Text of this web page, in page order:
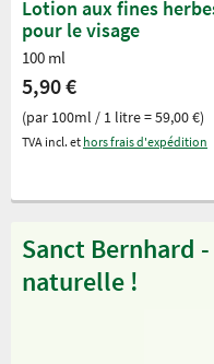
Lotion aux fines
pour le visage
100 ml
5,90 €
(par 100ml / 1 litre = 59,00 €)
TVA incl. et hors frais d'expédition
Sanct Bernhard
naturelle !